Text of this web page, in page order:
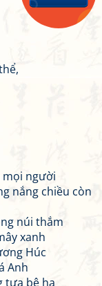
người
nắng chiều còn
núi thắm
xanh
Húc
Anh
tựa bệ hạ